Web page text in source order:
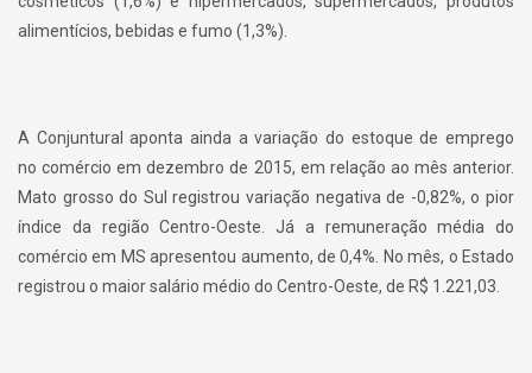
alimentícios, bebidas e fumo (1,3%).
A Conjuntural aponta ainda a variação do estoque de emprego
no comércio em dezembro de 2015, em relação ao mês anterior.
Mato grosso do Sul registrou variação negativa de -0,82%, o pior
índice da região Centro-Oeste. Já a remuneração média do
comércio em MS apresentou aumento, de 0,4%. No mês, o Estado
registrou o maior salário médio do Centro-Oeste, de R$ 1.221,03.